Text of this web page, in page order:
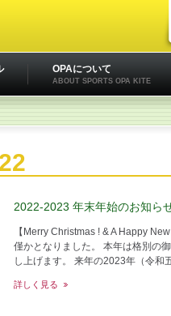
OPAについて
ABOUT SPORTS OPA KITE
2022-2023 年末年始のお知ら
【Merry Christmas ! & A Happy
僅かとなりました。 本年は格別の
し上げます。 来年の2023年（令和
詳しく見る